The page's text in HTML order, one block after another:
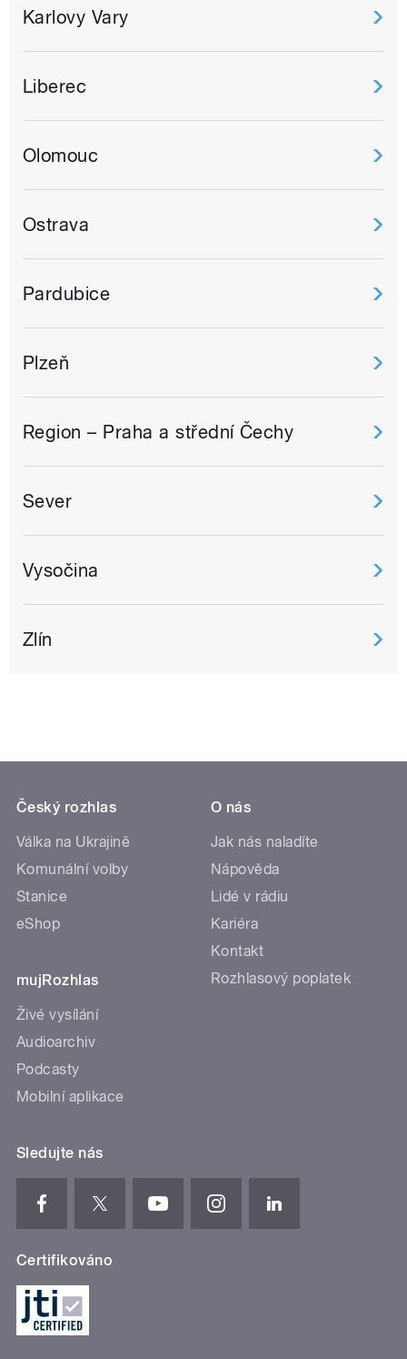
Karlovy Vary
Liberec
Olomouc
Ostrava
Pardubice
Plzeň
Region – Praha a střední Čechy
Sever
Vysočina
Zlín
Český rozhlas
Válka na Ukrajině
Komunální volby
Stanice
eShop
mujRozhlas
Živé vysílání
Audioarchiv
Podcasty
Mobilní aplikace
O nás
Jak nás naladíte
Nápověda
Lidé v rádiu
Kariéra
Kontakt
Rozhlasový poplatek
Sledujte nás
Certifikováno